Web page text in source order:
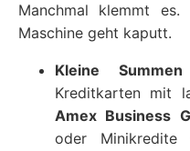
Manchmal klemmt
Maschine geht kaputt.
Kleine
Kreditkarten mit
Amex Business
oder